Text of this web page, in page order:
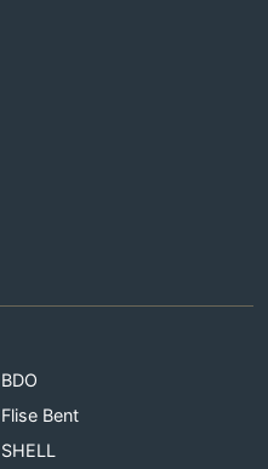
BDO
Flise Bent
SHELL